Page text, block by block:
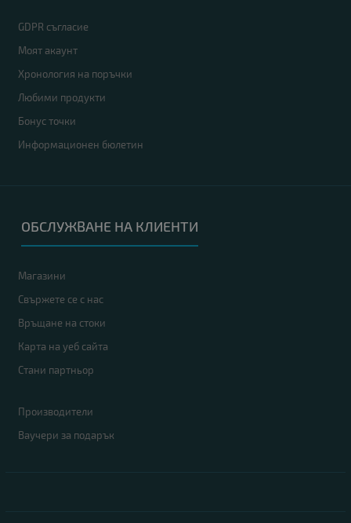
GDPR съгласие
Моят акаунт
Хронология на поръчки
Любими продукти
Бонус точки
Информационен бюлетин
ОБСЛУЖВАНЕ НА КЛИЕНТИ
Магазини
Свържете се с нас
Връщане на стоки
Карта на уеб сайта
Стани партньор
Производители
Ваучери за подарък